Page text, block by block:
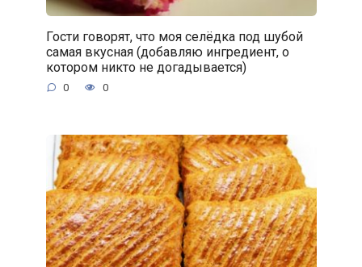
Гости говорят, что моя селёдка под шубой
самая вкусная (добавляю ингредиент, о
котором никто не догадывается)
0 0